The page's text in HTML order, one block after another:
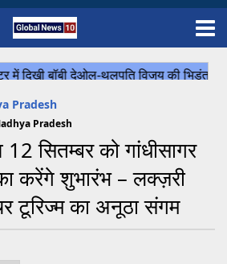
Pradesh
Pradesh
12 सितम्बर को गांधीसागर
करेंगे शुभारंभ – लक्ज़री
टूरिज्म का अनूठा संगम